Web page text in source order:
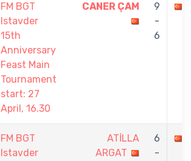
FM BGT
Istavder
15th
Anniversary
Feast Main
Tournament
start: 27
April, 16.30
CANER ÇAM
9
-
6
FM BGT
Istavder
ATİLLA
ARGAT
6
-